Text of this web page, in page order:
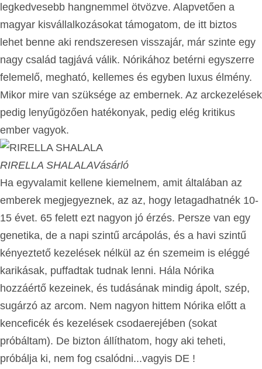
legkedvesebb hangnemmel ötvözve. Alapvetően a
magyar kisvállalkozásokat támogatom, de itt biztos
lehet benne aki rendszeresen visszajár, már szinte egy
nagy család tagjává válik. Nórikához betérni egyszerre
felemelő, megható, kellemes és egyben luxus élmény.
Mikor mire van szüksége az embernek. Az arckezelések
pedig lenyűgözően hatékonyak, pedig elég kritikus
ember vagyok.
RIRELLA SHALALAVásárló
Ha egyvalamit kellene kiemelnem, amit általában az
emberek megjegyeznek, az az, hogy letagadhatnék 10-
15 évet. 65 felett ezt nagyon jó érzés. Persze van egy
genetika, de a napi szintű arcápolás, és a havi szintű
kényeztető kezelések nélkül az én szemeim is eléggé
karikásak, puffadtak tudnak lenni. Hála Nórika
hozzáértő kezeinek, és tudásának mindig ápolt, szép,
sugárzó az arcom. Nem nagyon hittem Nórika előtt a
kenceficék és kezelések csodaerejében (sokat
próbáltam). De bizton állíthatom, hogy aki teheti,
próbálja ki, nem fog csalódni...vagyis DE !